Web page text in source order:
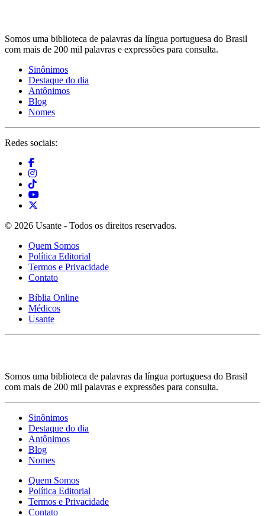
Somos uma biblioteca de palavras da língua portuguesa do Brasil
com mais de 200 mil palavras e expressões para consulta.
Sinônimos
Destaque do dia
Antônimos
Blog
Nomes
Redes sociais:
© 2026 Usante - Todos os direitos reservados.
Quem Somos
Política Editorial
Termos e Privacidade
Contato
Bíblia Online
Médicos
Usante
Somos uma biblioteca de palavras da língua portuguesa do Brasil
com mais de 200 mil palavras e expressões para consulta.
Sinônimos
Destaque do dia
Antônimos
Blog
Nomes
Quem Somos
Política Editorial
Termos e Privacidade
Contato